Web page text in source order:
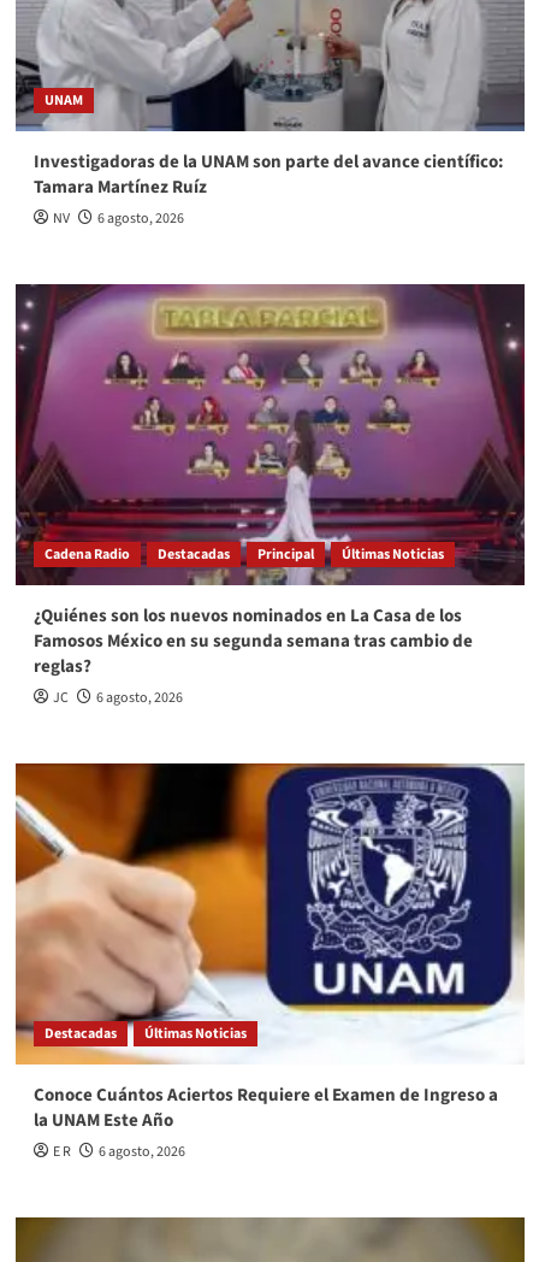
UNAM
Investigadoras de la UNAM son parte del avance científico:
Tamara Martínez Ruíz
NV 6 agosto, 2026
Cadena Radio Destacadas Principal Últimas Noticias
¿Quiénes son los nuevos nominados en La Casa de los
Famosos México en su segunda semana tras cambio de
reglas?
JC 6 agosto, 2026
Destacadas Últimas Noticias
Conoce Cuántos Aciertos Requiere el Examen de Ingreso a
la UNAM Este Año
E R 6 agosto, 2026